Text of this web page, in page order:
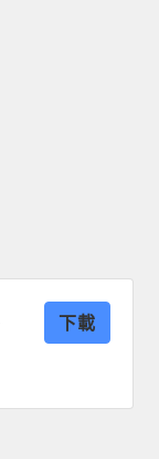
下載